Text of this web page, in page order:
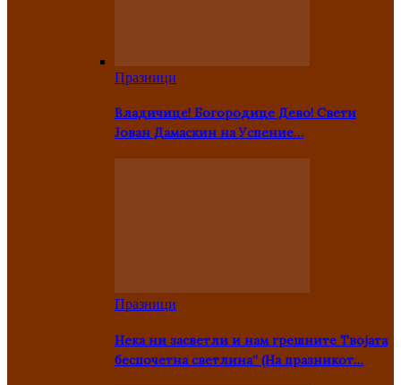
Празници
Владичице! Богородице Дево! Свети
Јован Дамаскин на Успение…
Празници
Нека ни засветли и нам грешните Твојата
беспочетна светлина” (На празникот…